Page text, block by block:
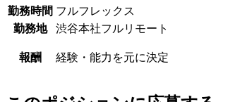
勤務時間 フルフレックス
勤務地
渋谷本社フルリモート
報酬 経験・能力を元に決定